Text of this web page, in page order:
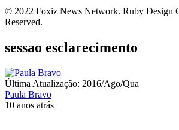
© 2022 Foxiz News Network. Ruby Design
Reserved.
sessao esclarecimento
Última Atualização: 2016/Ago/Qua
Paula Bravo
10 anos atrás